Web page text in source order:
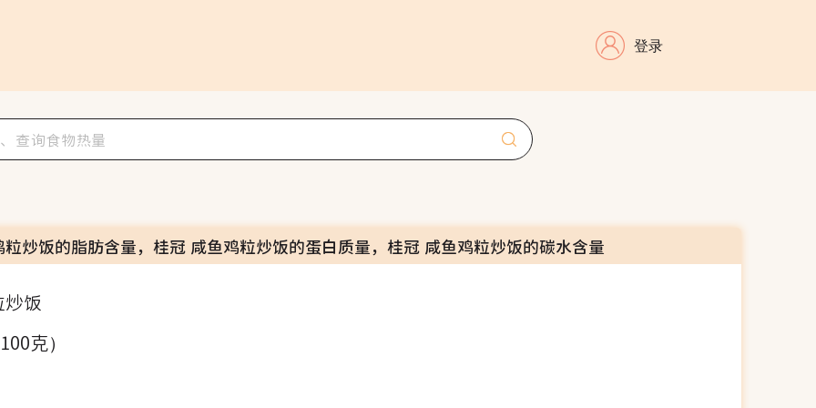
登录
炒饭的脂肪含量，桂冠 咸鱼鸡粒炒饭的蛋白质量，桂冠 咸鱼鸡粒炒饭的碳水含量
饭
克）